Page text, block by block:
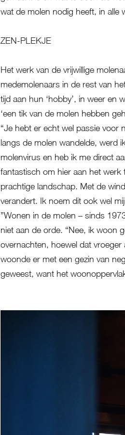
wat de molen nodig heeft, in alle
ZEN-PLEKJE
Het werk van de vrijwillige
medemolenaars in de rest van
tijd aan hun ‘hobby’, in weer en
‘een tik van de molen hebben
“Je hebt er echt wel passie voor
langs de molen wandelde, werd
molenvirus en heb ik me direct
fantastisch om hier aan het
prachtige landschap. Met de
verandert. Ik noem dit ook wel
”Wonen in de molen – sinds
niet aan de orde. “Nee, ik woon
overnachten, hoewel dat
woonde er met een gezin van
geweest, want het